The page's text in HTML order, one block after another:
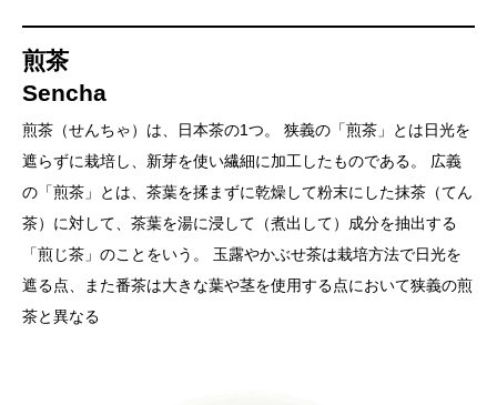
煎茶
Sencha
煎茶（せんちゃ）は、日本茶の1つ。 狭義の「煎茶」とは日光を
遮らずに栽培し、新芽を使い繊細に加工したものである。 広義
の「煎茶」とは、茶葉を揉まずに乾燥して粉末にした抹茶（てん
茶）に対して、茶葉を湯に浸して（煮出して）成分を抽出する
「煎じ茶」のことをいう。 玉露やかぶせ茶は栽培方法で日光を
遮る点、また番茶は大きな葉や茎を使用する点において狭義の煎
茶と異なる